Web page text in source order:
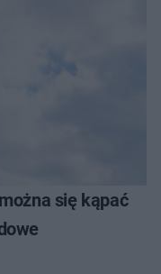
się kąpać